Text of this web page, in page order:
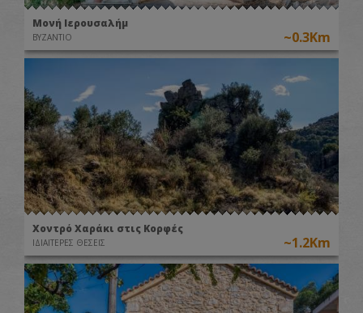
Μονή Ιερουσαλήμ
ΒΥΖΑΝΤΙΟ ~0.3Km
Χοντρό Χαράκι στις Κορφές
ΙΔΙΑΙΤΕΡΕΣ ΘΕΣΕΙΣ ~1.2Km